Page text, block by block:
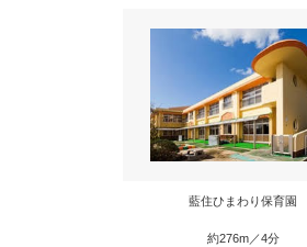
藍住ひまわり保育園
約276m／4分